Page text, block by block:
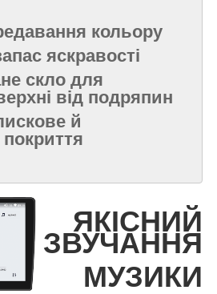
кольору
яскравості
скло для
від подряпин
й
ЯКІСНИЙ
ЗВУЧАННЯ
МУЗИКИ